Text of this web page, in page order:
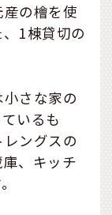
の檜を使
1棟貸切の
さな家の
いるも
ングスの
、キッチ